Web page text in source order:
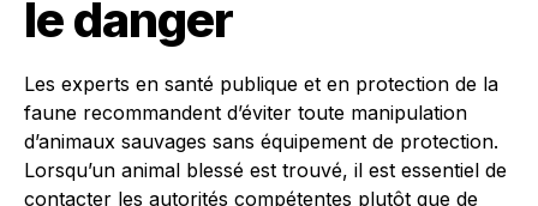
le danger
Les experts en santé publique et en protection de la
faune recommandent d’éviter toute manipulation
d’animaux sauvages sans équipement de protection.
Lorsqu’un animal blessé est trouvé, il est essentiel de
contacter les autorités compétentes plutôt que de